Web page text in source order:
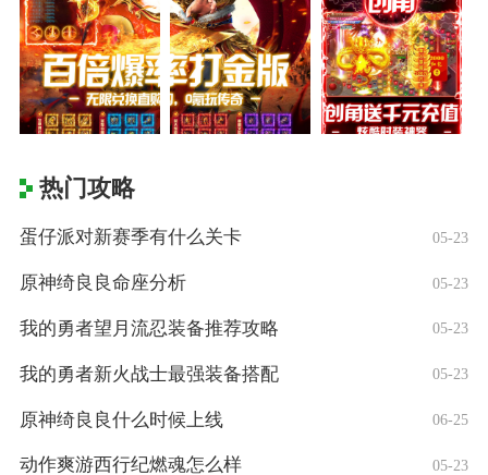
热门攻略
蛋仔派对新赛季有什么关卡 05-23
原神绮良良命座分析 05-23
我的勇者望月流忍装备推荐攻略 05-23
我的勇者新火战士最强装备搭配 05-23
原神绮良良什么时候上线 06-25
动作爽游西行纪燃魂怎么样 05-23